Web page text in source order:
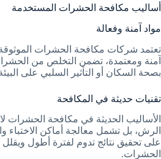
أساليب مكافحة الحشرات المستخدمة
مواد آمنة وفعالة
تعتمد شركات مكافحة الحشرات
آمنة ومعتمدة، تضمن التخلص من
بصحة السكان أو التأثير السلبي على
تقنيات حديثة في المكافحة
الأساليب الحديثة في مكافحة الحشرات
الرش، بل تشمل معالجة أماكن الاختباء
على تحقيق نتائج تدوم لفترة أطول
الحشرات.